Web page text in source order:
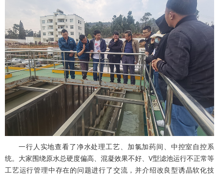
一行人实地查看了净水处理工艺、加氯加药间、中控室自控系
统。大家围绕原水总硬度偏高、混凝效果不好、V型滤池运行不正常等
工艺运行管理中存在的问题进行了交流，并介绍改良型诱晶软化技